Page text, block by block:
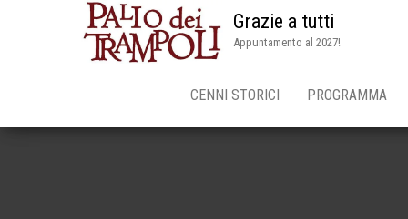
Grazie a tutti
Appuntamento al 2027!
CENNI STORICI PROGRAMMA